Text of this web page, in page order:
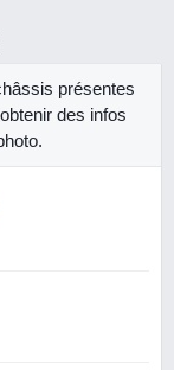
présentes
des infos